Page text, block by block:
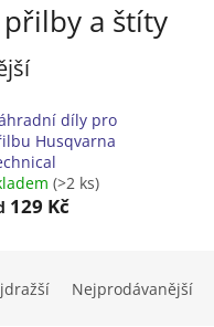
a štíty
díly pro
Husqvarna
(>2 ks)
129 Kč
Nejprodávanější